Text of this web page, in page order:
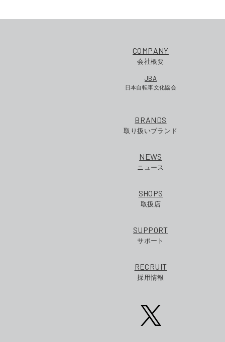
COMPANY
会社概要
JBA
日本自転車文化協会
BRANDS
取り扱いブランド
NEWS
ニュース
SHOPS
取扱店
SUPPORT
サポート
RECRUIT
採用情報